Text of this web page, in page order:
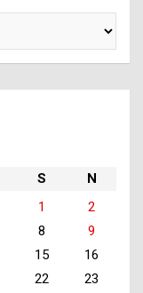
S
N
1
2
8
9
15
16
22
23